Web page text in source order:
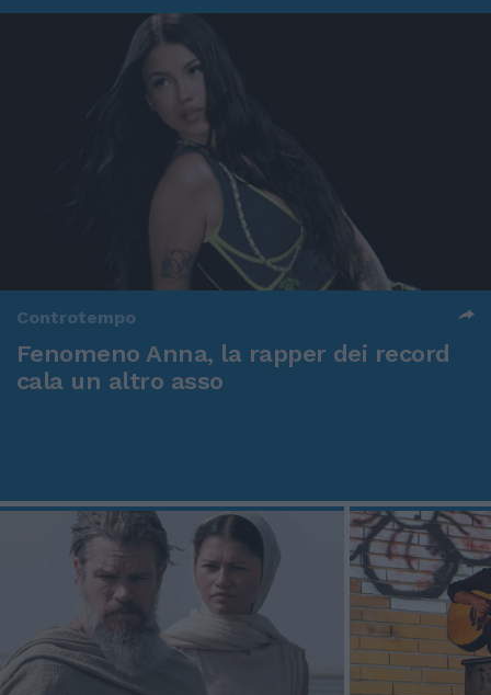
Controtempo
Fenomeno Anna, la rapper dei record
cala un altro asso